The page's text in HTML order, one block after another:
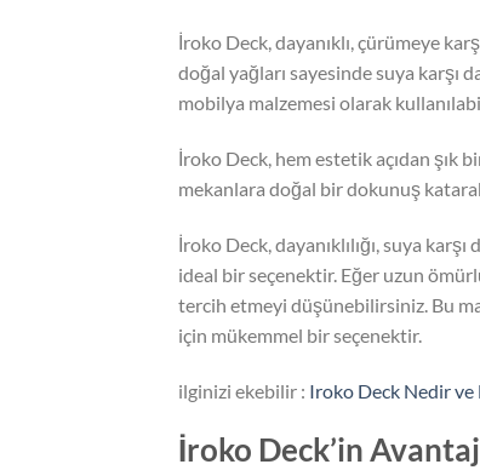
İroko Deck, dayanıklı, çürümeye
doğal yağları sayesinde suya karşı
mobilya malzemesi olarak
İroko Deck, hem estetik açıdan şık
mekanlara doğal bir dokunuş
İroko Deck, dayanıklılığı, suya
ideal bir seçenektir. Eğer uzun
tercih etmeyi düşünebilirsiniz. Bu
için mükemmel bir seçenektir.
ilginizi ekebilir : Iroko Deck Nedir ve
İroko Deck’in